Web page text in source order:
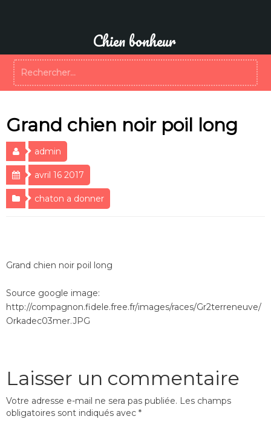
Chien bonheur
Grand chien noir poil long
admin
avril 16 2017
chaton a donner
Grand chien noir poil long
Source google image:
http://compagnon.fidele.free.fr/images/races/Gr2terreneuve/
Orkadec03mer.JPG
Laisser un commentaire
Votre adresse e-mail ne sera pas publiée. Les champs
obligatoires sont indiqués avec *
Rechercher :